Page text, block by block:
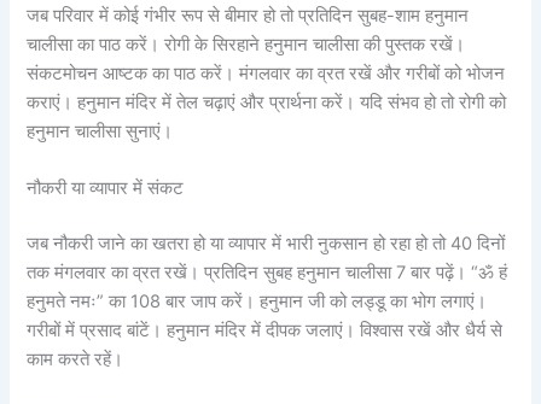
जब परिवार में कोई गंभीर रूप से बीमार हो तो प्रतिदिन सुबह-शाम हनुमान
चालीसा का पाठ करें। रोगी के सिरहाने हनुमान चालीसा की पुस्तक रखें।
संकटमोचन आष्टक का पाठ करें। मंगलवार का व्रत रखें और गरीबों को भोजन
कराएं। हनुमान मंदिर में तेल चढ़ाएं और प्रार्थना करें। यदि संभव हो तो रोगी को
हनुमान चालीसा सुनाएं।
नौकरी या व्यापार में संकट
जब नौकरी जाने का खतरा हो या व्यापार में भारी नुकसान हो रहा हो तो 40 दिनों
तक मंगलवार का व्रत रखें। प्रतिदिन सुबह हनुमान चालीसा 7 बार पढ़ें। “ॐ हं
हनुमते नमः” का 108 बार जाप करें। हनुमान जी को लड्डू का भोग लगाएं।
गरीबों में प्रसाद बांटें। हनुमान मंदिर में दीपक जलाएं। विश्वास रखें और धैर्य से
काम करते रहें।